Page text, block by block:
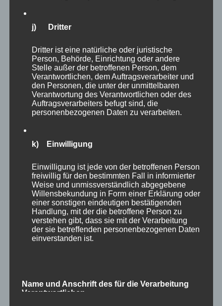
#coaching
Begegnungen
j) Dritter
Dritter ist eine natürliche oder juristische
Person, Behörde, Einrichtung oder andere
Stelle außer der betroffenen Person, dem
Verantwortlichen, dem Auftragsverarbeiter und
den Personen, die unter der unmittelbaren
Verantwortung des Verantwortlichen oder des
Auftragsverarbeiters befugt sind, die
personenbezogenen Daten zu verarbeiten.
k) Einwilligung
Einwilligung ist jede von der betroffenen Person
freiwillig für den bestimmten Fall in informierter
Weise und unmissverständlich abgegebene
Willensbekundung in Form einer Erklärung oder
einer sonstigen eindeutigen bestätigenden
Handlung, mit der die betroffene Person zu
verstehen gibt, dass sie mit der Verarbeitung
der sie betreffenden personenbezogenen Daten
einverstanden ist.
Name und Anschrift des für die Verarbeitung
Verantwortlichen